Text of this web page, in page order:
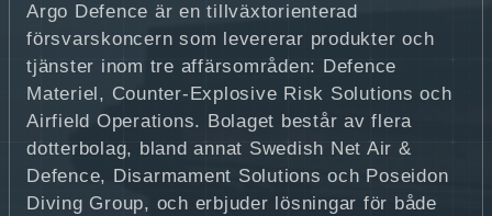
Argo Defence är en tillväxtorienterad
försvarskoncern som levererar produkter och
tjänster inom tre affärsområden: Defence
Materiel, Counter-Explosive Risk Solutions och
Airfield Operations. Bolaget består av flera
dotterbolag, bland annat Swedish Net Air &
Defence, Disarmament Solutions och Poseidon
Diving Group, och erbjuder lösningar för både